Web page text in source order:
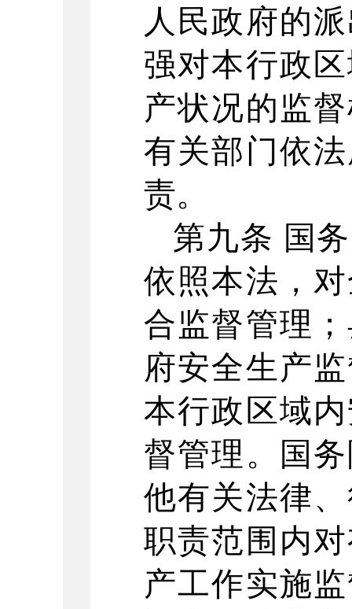
人民政府的
强对本行政
产状况的监
有关部门依
责。
第九条 国
依照本法，
合监督管理
府安全生产
本行政区域
督管理。国
他有关法律
职责范围内
产工作实施